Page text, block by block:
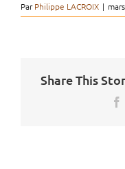
ParPhilippe LACROIX |
Share This